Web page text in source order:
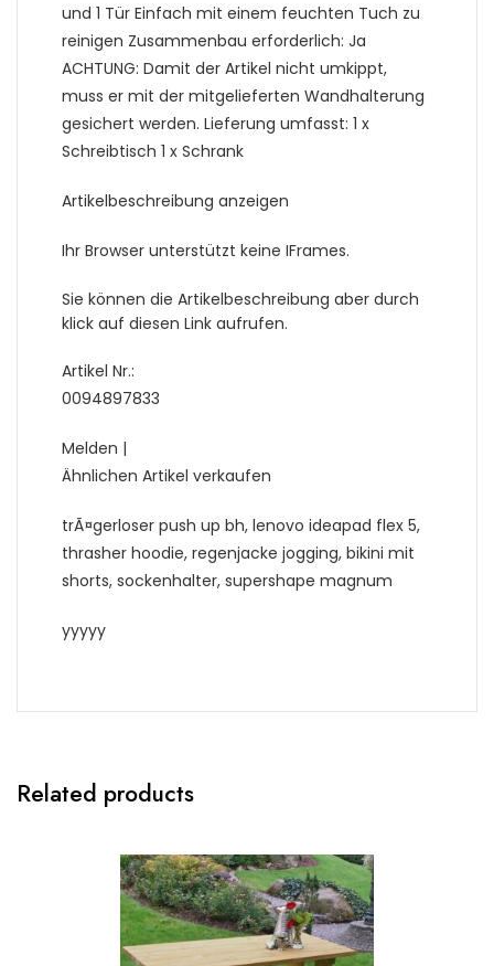
und 1 Tür Einfach mit einem feuchten Tuch zu
reinigen Zusammenbau erforderlich: Ja
ACHTUNG: Damit der Artikel nicht umkippt,
muss er mit der mitgelieferten Wandhalterung
gesichert werden. Lieferung umfasst: 1 x
Schreibtisch 1 x Schrank
Artikelbeschreibung anzeigen
Ihr Browser unterstützt keine IFrames.
Sie können die Artikelbeschreibung aber durch
klick auf diesen Link aufrufen.
Artikel Nr.:
0094897833
Melden |
Ähnlichen Artikel verkaufen
trÃ¤gerloser push up bh, lenovo ideapad flex 5,
thrasher hoodie, regenjacke jogging, bikini mit
shorts, sockenhalter, supershape magnum
yyyyy
Related products